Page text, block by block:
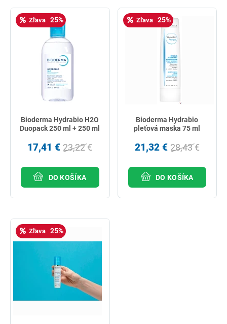
Zľava 25%
Bioderma Hydrabio H2O
Duopack 250 ml + 250 ml
17,41 € 23,22 €
DO KOŠÍKA
Zľava 25%
Bioderma Hydrabio
pleťová maska 75 ml
21,32 € 28,43 €
DO KOŠÍKA
Zľava 25%